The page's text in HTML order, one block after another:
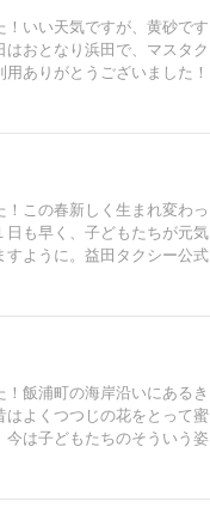
！いい天気ですが、黄砂です
はおとなり浜田で、マスタク
ありがとうございました！
！この春新しく生まれ変わっ
日も早く、子どもたちが元気
すように。益田タクシー公式
！飯浦町の海岸沿いにあるき
はよくつつじの花をとって蜜
今は子どもたちのそういう姿